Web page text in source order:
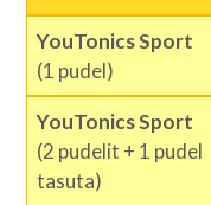
YouTonics Sport
(1 pudel)
YouTonics Sport
(2 pudelit + 1 pudel
tasuta)